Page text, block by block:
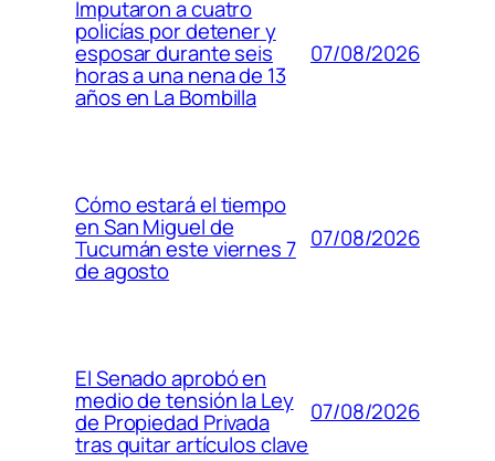
Imputaron a cuatro
policías por detener y
esposar durante seis
horas a una nena de 13
años en La Bombilla
07/08/2026
Cómo estará el tiempo
en San Miguel de
Tucumán este viernes 7
de agosto
07/08/2026
El Senado aprobó en
medio de tensión la Ley
de Propiedad Privada
tras quitar artículos clave
07/08/2026